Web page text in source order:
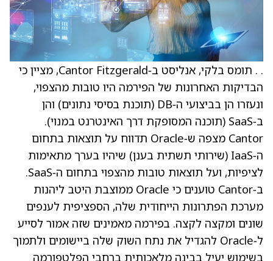
. . תומס בלקי, אנליסט ב‑Cantor Fitzgerald, מציין כי
הבדיקות האחרונות של הפירמה היו טובות מהצפוי,
ונעזרו הן בביצועי ה‑DB (תוכנת בסיסי נתונים) והן
ב‑SaaS (תוכנה המסופקת דרך האינטרנט במנוי).
Cantor מצפה ש‑Oracle תדווח על תוצאות בתחום
ה‑IaaS (שירותי תשתית בענן) שיהיו בערך מתאימות
לציפיות, ועל תוצאות טובות מהצפוי בתחום ה‑SaaS.
ב‑Cantor טוענים כי Oracle ממוצבת היטב ליהנות
מערכת הפתרונות הייחודית שלה, הספציפית לענפים
שונים ומקצה לקצה. בפירמה מאמינים שזה אמור לסייע
ל‑Oracle להגדיל את נתח השוק שלה ביישומים ולתמוך
בשימוש יעיל בבינה מלאכותית ברחבי הפלטפורמה